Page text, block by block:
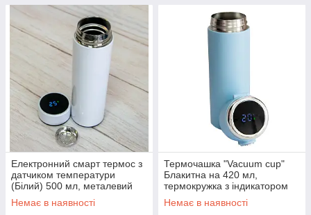
Електронний смарт термос з
датчиком температури
(Білий) 500 мл, металевий
Немає в наявності
Термочашка "Vacuum cup"
Блакитна на 420 мл,
термокружка з індикатором
температури для кави,
термос для чаю
Немає в наявності